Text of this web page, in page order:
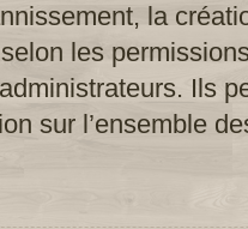
la
les
Ils
sur l’ensemble